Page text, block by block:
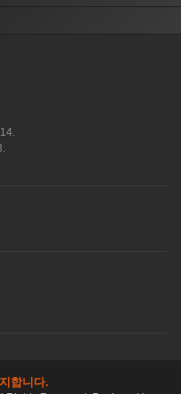
합니다.